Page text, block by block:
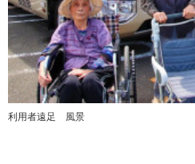
利用者遠足 風景